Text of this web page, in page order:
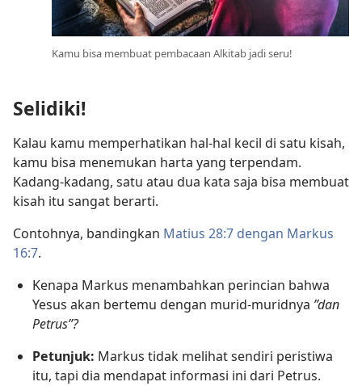
Kamu bisa membuat pembacaan Alkitab jadi seru!
Selidiki!
Kalau kamu memperhatikan hal-hal kecil di satu kisah,
kamu bisa menemukan harta yang terpendam.
Kadang-kadang, satu atau dua kata saja bisa membuat
kisah itu sangat berarti.
Contohnya, bandingkan Matius 28:7 dengan Markus
16:7.
Kenapa Markus menambahkan perincian bahwa
Yesus akan bertemu dengan murid-muridnya ”dan
Petrus”?
Petunjuk: Markus tidak melihat sendiri peristiwa
itu, tapi dia mendapat informasi ini dari Petrus.